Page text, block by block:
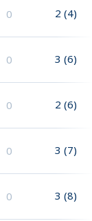
0 2 (4)
0 3 (6)
0 2 (6)
0 3 (7)
0 3 (8)